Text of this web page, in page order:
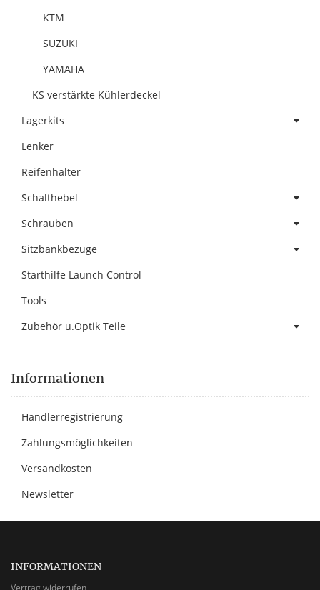
KTM
SUZUKI
YAMAHA
KS verstärkte Kühlerdeckel
Lagerkits
Lenker
Reifenhalter
Schalthebel
Schrauben
Sitzbankbezüge
Starthilfe Launch Control
Tools
Zubehör u.Optik Teile
Informationen
Händlerregistrierung
Zahlungsmöglichkeiten
Versandkosten
Newsletter
INFORMATIONEN
Vertrag widerrufen